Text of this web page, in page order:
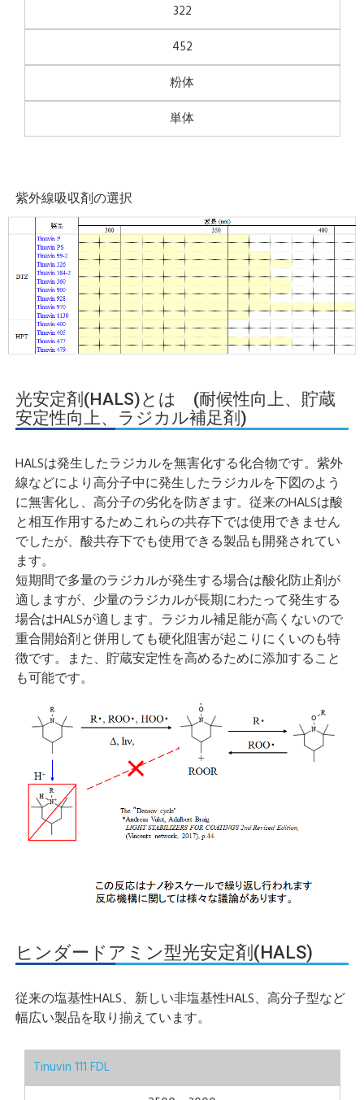
322
452
粉体
単体
紫外線吸収剤の選択
光安定剤(HALS)とは (耐候性向上、貯蔵
安定性向上、ラジカル補足剤)
HALSは発生したラジカルを無害化する化合物です。紫外
線などにより高分子中に発生したラジカルを下図のよう
に無害化し、高分子の劣化を防ぎます。従来のHALSは酸
と相互作用するためこれらの共存下では使用できません
でしたが、酸共存下でも使用できる製品も開発されてい
ます。
短期間で多量のラジカルが発生する場合は酸化防止剤が
適しますが、少量のラジカルが長期にわたって発生する
場合はHALSが適します。ラジカル補足能が高くないので
重合開始剤と併用しても硬化阻害が起こりにくいのも特
徴です。また、貯蔵安定性を高めるために添加すること
も可能です。
ヒンダードアミン型光安定剤(HALS)
従来の塩基性HALS、新しい非塩基性HALS、高分子型など
幅広い製品を取り揃えています。
Tinuvin 111 FDL